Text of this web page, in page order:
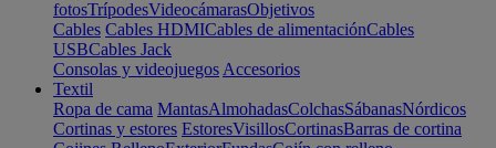
fotosTrípodesVideocámarasObjetivos
Cables Cables HDMICables de alimentaciónCables
USBCables Jack
Consolas y videojuegos Accesorios
Textil
Ropa de cama MantasAlmohadasColchasSábanasNórdicos
Cortinas y estores EstoresVisillosCortinasBarras de cortina